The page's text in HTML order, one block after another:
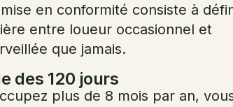
en conformité consiste à
entre loueur occasionnel et
que jamais.
des 120 jours
plus de 8 mois par an,